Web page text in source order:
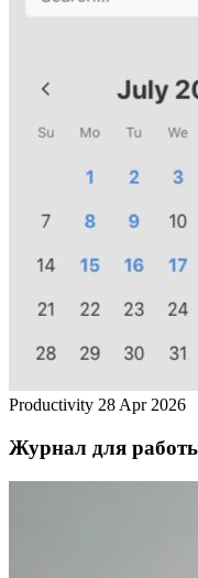
Productivity 28 Apr 2026
Журнал для